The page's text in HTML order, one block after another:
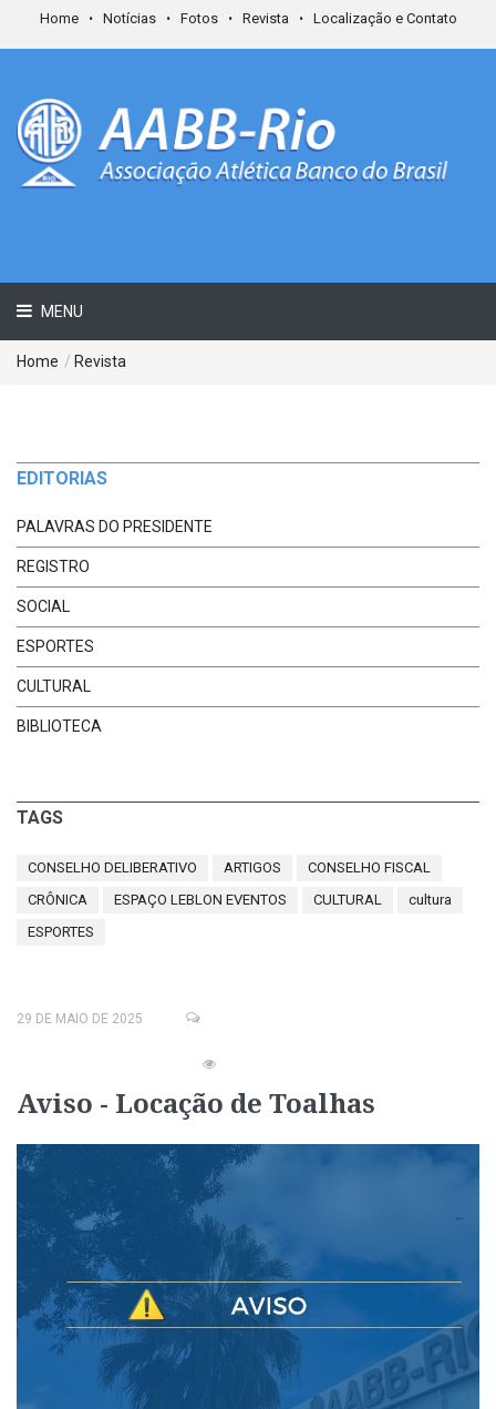
Home Notícias Fotos Revista Localização e Contato
MENU
Home / Revista
EDITORIAS
PALAVRAS DO PRESIDENTE
REGISTRO
SOCIAL
ESPORTES
CULTURAL
BIBLIOTECA
TAGS
CONSELHO DELIBERATIVO ARTIGOS
CONSELHO FISCAL
CRÔNICA
ESPAÇO LEBLON EVENTOS CULTURAL
cultura
ESPORTES
29 DE MAIO DE 2025
Aviso - Locação de Toalhas